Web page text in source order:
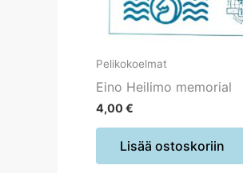
Pelikokoelmat
Eino Heilimo memorial
4,00€
Lisää ostoskoriin